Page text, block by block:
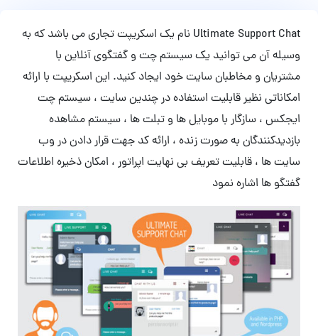
Ultimate Support Chat نام یک اسکریپت تجاری می باشد که به
وسیله آن می توانید یک سیستم چت و گفتگوی آنلاین با
مشتریان و مخاطبان سایت خود ایجاد کنید. این اسکریپت با ارائه
امکاناتی نظیر قابلیت استفاده در چندین سایت ، سیستم چت
ایجکس ، سازگار با موبایل ها و تبلت ها ، سیستم مشاهده
بازدیدکنندگان به صورت زنده ، ارائه کد جهت قرار دادن در وب
سایت ها ، قابلیت تعریف بی نهایت اپراتور ، امکان ذخیره اطلاعات
گفتگو ها اشاره نمود